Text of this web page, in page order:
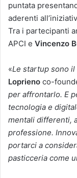
puntata
aderenti
Tra i partecipanti
APCI e Vincenzo
«Le startup sono
Loprieno co-
per affrontarlo. E
tecnologia e
mentali differenti,
professione.
portarci a
pasticceria come